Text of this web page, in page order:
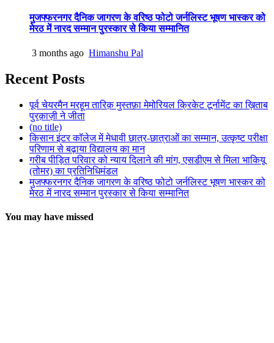
मुजफ्फरनगर दैनिक जागरण के वरिष्ठ फोटो जर्नलिस्ट भूषण भास्कर को
मेरठ में नारद सम्मान पुरस्कार से किया सम्मानित
3 months ago Himanshu Pal
Recent Posts
पूर्व चेयरमैन मरहूम तारिक़ मुस्तफ़ा मेमोरियल क्रिकेट टूर्नामेंट का ख़िताब
पुरक़ाज़ी ने जीता
(no title)
किसान इंटर कॉलेज में मेधावी छात्र-छात्राओं का सम्मान, उत्कृष्ट परीक्षा
परिणाम से बढ़ाया विद्यालय का मान
गरीब पीड़ित परिवार को न्याय दिलाने की मांग, एसडीएम से मिला भाकियू
(तोमर) का प्रतिनिधिमंडल
मुजफ्फरनगर दैनिक जागरण के वरिष्ठ फोटो जर्नलिस्ट भूषण भास्कर को
मेरठ में नारद सम्मान पुरस्कार से किया सम्मानित
You may have missed